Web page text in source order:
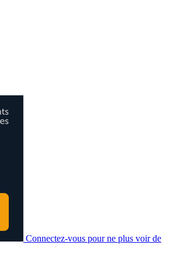
Connectez-vous pour ne plus voir de